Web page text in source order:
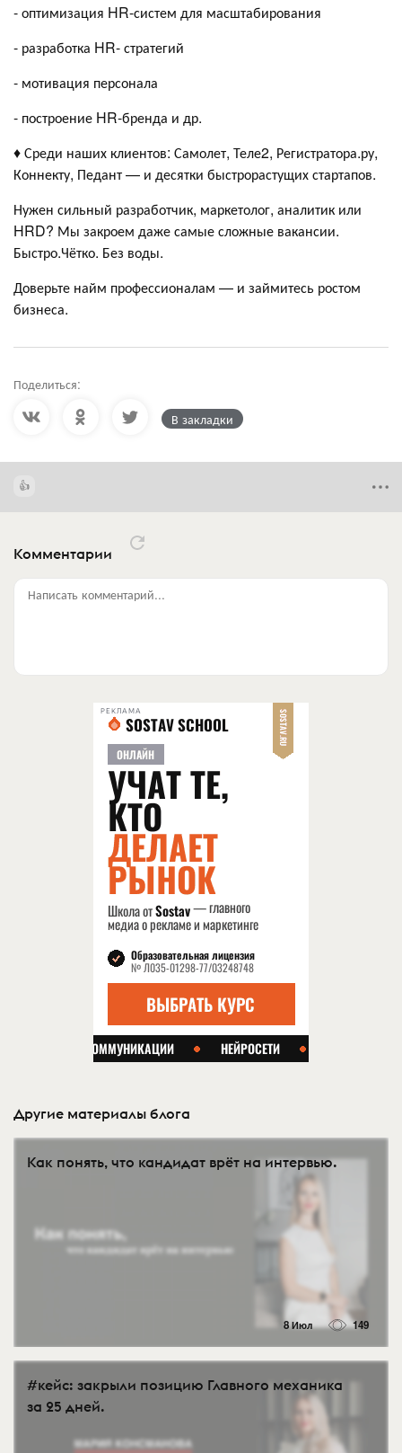
- оптимизация HR-систем для масштабирования
- разработка HR- стратегий
- мотивация персонала
- построение HR-бренда и др.
♦️ Среди наших клиентов: Самолет, Теле2, Регистратора.ру,
Коннекту, Педант — и десятки быстрорастущих стартапов.
Нужен сильный разработчик, маркетолог, аналитик или
HRD? Мы закроем даже самые сложные вакансии.
Быстро.Чётко. Без воды.
Доверьте найм профессионалам — и займитесь ростом
бизнеса.
Поделиться:
В закладки
Комментарии
Написать комментарий...
РЕКЛАМА
Другие материалы блога
Как понять, что кандидат врёт на интервью.
8 Июл 149
#кейс: закрыли позицию Главного механика
за 25 дней.